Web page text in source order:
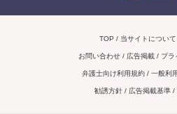
TOP 当サイトについて
お問い合わせ / 広告掲載 プラ
弁護士向け利用規約 一般利
勧誘方針 広告掲載基準